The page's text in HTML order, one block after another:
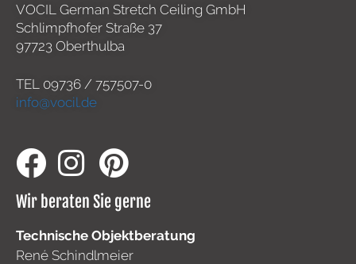
VOCIL German Stretch Ceiling GmbH
Schlimpfhofer Straße 37
97723 Oberthulba
TEL 09736 / 757507-0
info@vocil.de
Wir beraten Sie gerne
Technische Objektberatung
René Schindlmeier